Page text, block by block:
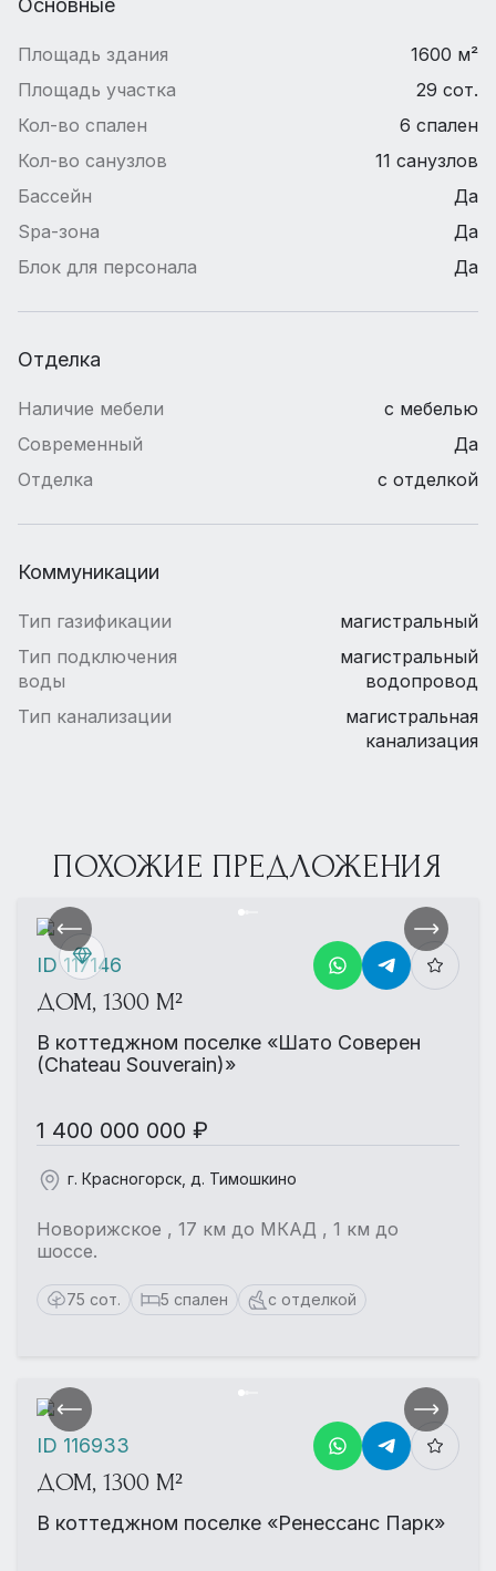
Основные
Площадь здания
1600 м²
Площадь участка
29 сот.
Кол-во спален
6 спален
Кол-во санузлов
11 санузлов
Бассейн
Да
Spa-зона
Да
Блок для персонала
Да
Отделка
Наличие мебели
с мебелью
Современный
Да
Отделка
с отделкой
Коммуникации
Тип газификации
магистральный
Тип подключения
воды
магистральный
водопровод
Тип канализации
магистральная
канализация
ПОХОЖИЕ ПРЕДЛОЖЕНИЯ
ДОМ, 1300 М²
В коттеджном поселке «Шато Соверен
(Chateau Souverain)»
1 400 000 000 ₽
г. Красногорск, д. Тимошкино
Новорижское , 17 км до МКАД , 1 км до
шоссе.
75 сот. 5 спален с отделкой
ID 117146
ДОМ, 1300 М²
В коттеджном поселке «Ренессанс Парк»
ID 116933